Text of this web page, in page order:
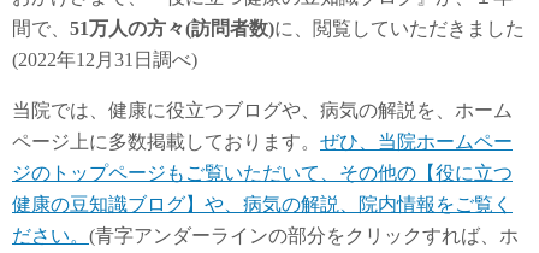
間で、 51万人の方々(訪問者数)に、閲覧していただきました
(2022年12月31日調べ)
当院では、健康に役立つブログや、病気の解説を、ホーム
ページ上に多数掲載しております。 ぜひ、当院ホームペー
ジのトップページもご覧いただいて、その他の【役に立つ
健康の豆知識ブログ】や、病気の解説、院内情報をご覧く
ださい。 (青字アンダーラインの部分をクリックすれば、ホ